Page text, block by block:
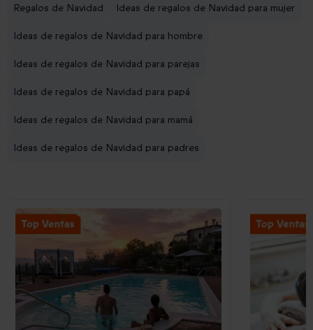
Regalos de Navidad Ideas de regalos de Navidad para mujer
Ideas de regalos de Navidad para hombre
Ideas de regalos de Navidad para parejas
Ideas de regalos de Navidad para papá
Ideas de regalos de Navidad para mamá
Ideas de regalos de Navidad para padres